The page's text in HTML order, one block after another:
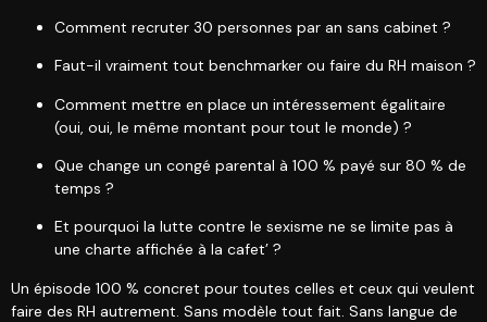
Comment recruter 30 personnes par an sans cabinet ?
Faut-il vraiment tout benchmarker ou faire du RH maison ?
Comment mettre en place un intéressement égalitaire
(oui, oui, le même montant pour tout le monde) ?
Que change un congé parental à 100 % payé sur 80 % de
temps ?
Et pourquoi la lutte contre le sexisme ne se limite pas à
une charte affichée à la cafet’ ?
Un épisode 100 % concret pour toutes celles et ceux qui veulent
faire des RH autrement. Sans modèle tout fait. Sans langue de